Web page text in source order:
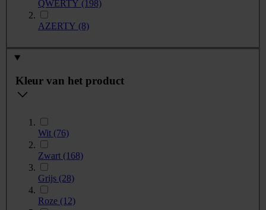
QWERTY (198)
AZERTY (8)
Kleur van het product
Wit (76)
Zwart (168)
Grijs (28)
Roze (12)